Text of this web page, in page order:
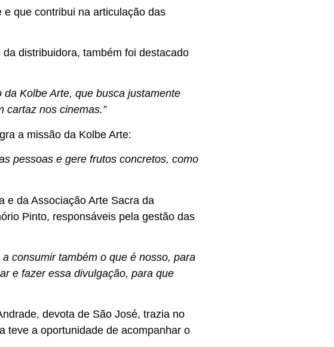
que contribui na articulação das
distribuidora, também foi destacado
Kolbe Arte, que busca justamente
cartaz nos cinemas.”
a missão da Kolbe Arte:
pessoas e gere frutos concretos, como
e da Associação Arte Sacra da
Pinto, responsáveis pela gestão das
consumir também o que é nosso, para
e fazer essa divulgação, para que
devota de São José, trazia no
teve a oportunidade de acompanhar o